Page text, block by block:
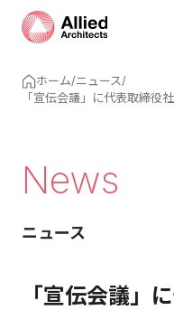
ホーム/ニュース/
「宣伝会議」に代表取締役
News
ニュース
「宣伝会議」